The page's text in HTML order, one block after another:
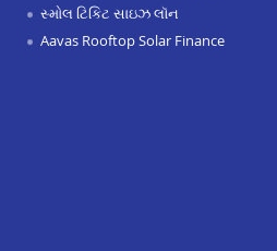
સ્મોલ ટિકિટ સાઇઝ લૉન
Aavas Rooftop Solar Finance